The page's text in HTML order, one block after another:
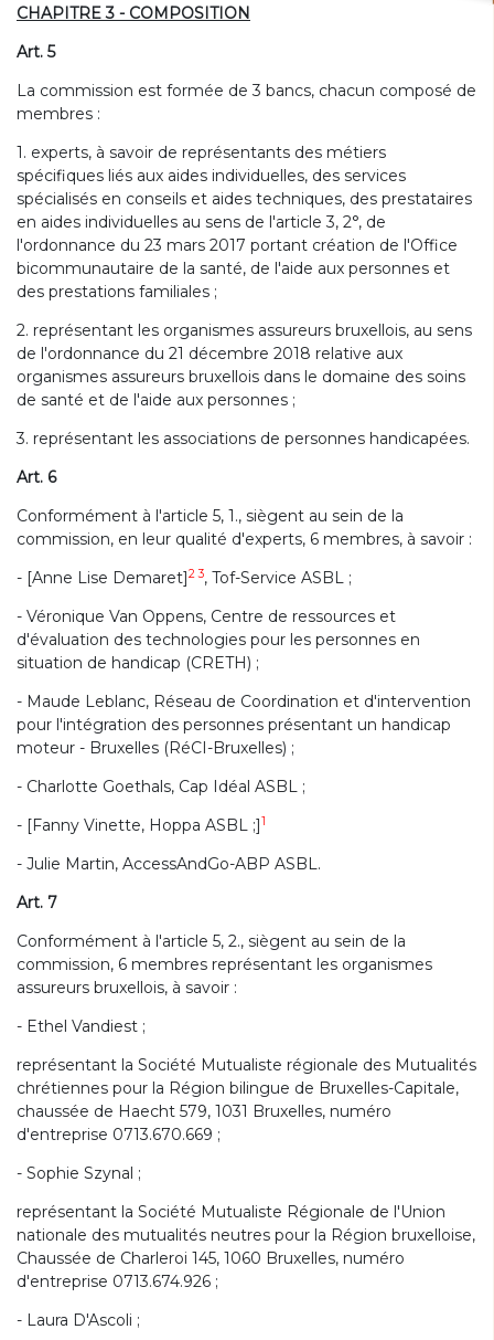
CHAPITRE 3 - COMPOSITION
Art. 5
La commission est formée de 3 bancs, chacun composé de
membres :
1. experts, à savoir de représentants des métiers
spécifiques liés aux aides individuelles, des services
spécialisés en conseils et aides techniques, des prestataires
en aides individuelles au sens de l'article 3, 2°, de
l'ordonnance du 23 mars 2017 portant création de l'Office
bicommunautaire de la santé, de l'aide aux personnes et
des prestations familiales ;
2. représentant les organismes assureurs bruxellois, au sens
de l'ordonnance du 21 décembre 2018 relative aux
organismes assureurs bruxellois dans le domaine des soins
de santé et de l'aide aux personnes ;
3. représentant les associations de personnes handicapées.
Art. 6
Conformément à l'article 5, 1., siègent au sein de la
commission, en leur qualité d'experts, 6 membres, à savoir :
- [Anne Lise Demaret]2 3, Tof-Service ASBL ;
- Véronique Van Oppens, Centre de ressources et
d'évaluation des technologies pour les personnes en
situation de handicap (CRETH) ;
- Maude Leblanc, Réseau de Coordination et d'intervention
pour l'intégration des personnes présentant un handicap
moteur - Bruxelles (RéCI-Bruxelles) ;
- Charlotte Goethals, Cap Idéal ASBL ;
- [Fanny Vinette, Hoppa ASBL ;]1
- Julie Martin, AccessAndGo-ABP ASBL.
Art. 7
Conformément à l'article 5, 2., siègent au sein de la
commission, 6 membres représentant les organismes
assureurs bruxellois, à savoir :
- Ethel Vandiest ;
représentant la Société Mutualiste régionale des Mutualités
chrétiennes pour la Région bilingue de Bruxelles-Capitale,
chaussée de Haecht 579, 1031 Bruxelles, numéro
d'entreprise 0713.670.669 ;
- Sophie Szynal ;
représentant la Société Mutualiste Régionale de l'Union
nationale des mutualités neutres pour la Région bruxelloise,
Chaussée de Charleroi 145, 1060 Bruxelles, numéro
d'entreprise 0713.674.926 ;
- Laura D'Ascoli ;